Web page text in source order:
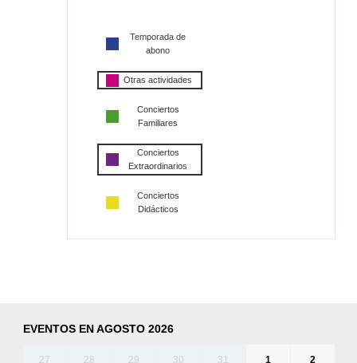
Temporada de
abono
Otras actividades
Conciertos
Familiares
Conciertos
Extraordinarios
Conciertos
Didácticos
EVENTOS EN AGOSTO 2026
27 28 29 30 31 1 2